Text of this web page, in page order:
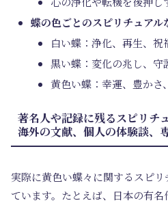
蝶の色ごとのスピリチュアル
白い蝶：浄化、再生、祝
黒い蝶：変化の兆し、守
黄色い蝶：幸運、豊かさ
著名人や記録に残るスピリチ
海外の文献、個人の体験談、
実際に黄色い蝶々に関するスピ
ています。たとえば、日本の有